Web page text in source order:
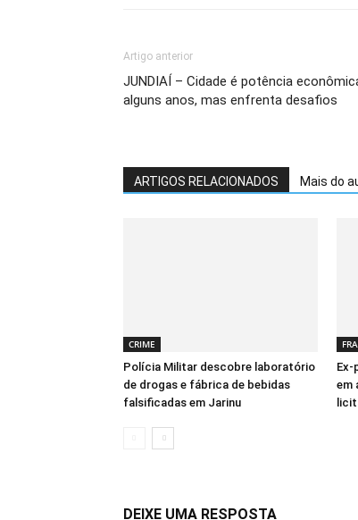
Artigo anterior
JUNDIAÍ – Cidade é potência
alguns anos, mas enfrenta desafios
ARTIGOS RELACIONADOS Mais do
CRIME
Polícia Militar descobre laboratório
de drogas e fábrica de bebidas
falsificadas em Jarinu
Ex-
em
DEIXE UMA RESPOSTA